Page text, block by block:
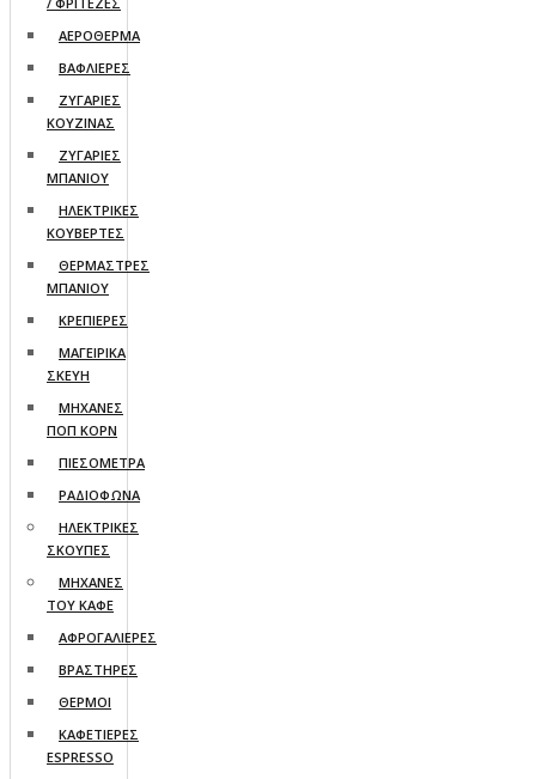
ΑΕΡΟΘΕΡΜΑ
ΒΑΦΛΙΕΡΕΣ
ΖΥΓΑΡΙΕΣ
ΚΟΥΖΙΝΑΣ
ΖΥΓΑΡΙΕΣ
ΜΠΑΝΙΟΥ
ΗΛΕΚΤΡΙΚΕΣ
ΚΟΥΒΕΡΤΕΣ
ΘΕΡΜΑΣΤΡΕΣ
ΜΠΑΝΙΟΥ
ΚΡΕΠΙΕΡΕΣ
ΜΑΓΕΙΡΙΚΑ
ΣΚΕΥΗ
ΜΗΧΑΝΕΣ
ΠΟΠ ΚΟΡΝ
ΠΙΕΣΟΜΕΤΡΑ
ΡΑΔΙΟΦΩΝΑ
ΗΛΕΚΤΡΙΚΕΣ
ΣΚΟΥΠΕΣ
ΜΗΧΑΝΕΣ
ΤΟΥ ΚΑΦΕ
ΑΦΡΟΓΑΛΙΕΡΕΣ
ΒΡΑΣΤΗΡΕΣ
ΘΕΡΜΟΙ
ΚΑΦΕΤΙΕΡΕΣ
ESPRESSO